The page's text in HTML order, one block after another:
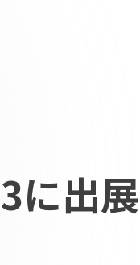
に出